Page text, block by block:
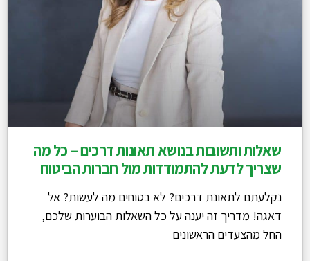
שאלות ותשובות בנושא תאונות דרכים – כל מה
שצריך לדעת להתמודדות מול חברות הביטוח
נקלעתם לתאונת דרכים? לא בטוחים מה לעשות? אל
דאגה! מדריך זה יענה על כל השאלות הבוערות שלכם,
החל מהצעדים הראשונים